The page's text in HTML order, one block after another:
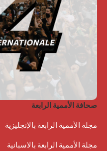
صحافة الأممية الرابعة
مجلة الأممية الرابعة بالإنجليزية
مجلة الأممية الرابعة بالاسبانية